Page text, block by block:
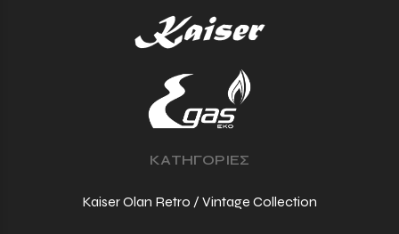
ΚΑΤΗΓΟΡΙΕΣ
Kaiser Olan Retro / Vintage Collection